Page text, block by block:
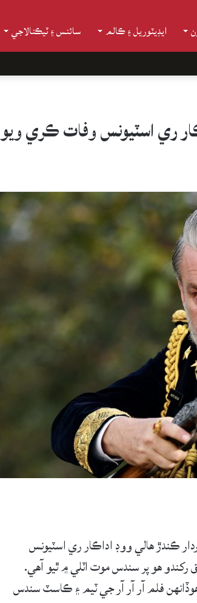
ايڊيٽوريل ۽ ڪالم سائنس ۽ ٽيڪنالاجي
ري اسٽيونس وفات ڪري ويو
ڪندڙ هالي ووڊ اداڪار ري اسٽيونس
رکندو هو پر سندس موت اٽلي ۾ ٿيو آهي.
فلم آر آر آر جي ٽيم ۽ ڪاسٽ سندس